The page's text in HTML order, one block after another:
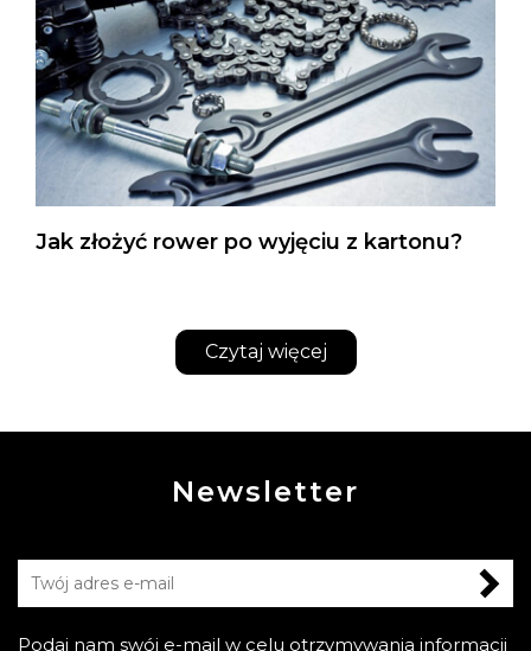
Jak złożyć rower po wyjęciu z kartonu?
Czytaj więcej
Newsletter
Podaj nam swój e-mail w celu otrzymywania informacji